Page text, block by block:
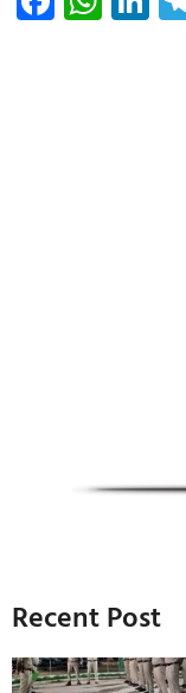
Recent Post